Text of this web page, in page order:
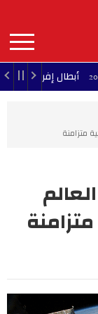
contenu
principal
MAIN
NAVIGATION
إفريقيا: القرعة تضع